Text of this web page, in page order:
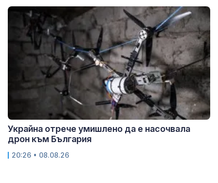
Украйна отрече умишлено да е насочвала
дрон към България
20:26 • 08.08.26